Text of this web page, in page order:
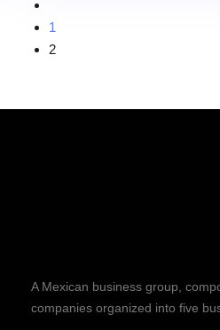
1
2
A Mexican business group,
companies organized into five